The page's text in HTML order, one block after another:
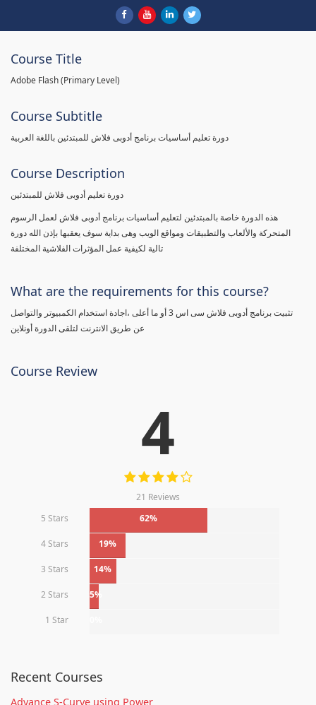
Course Title
Adobe Flash (Primary Level)
Course Subtitle
دورة تعليم أساسيات برنامج أدوبى فلاش للمبتدئين باللغة العربية
Course Description
دورة تعليم أدوبى فلاش للمبتدئين
هذه الدورة خاصة بالمبتدئين لتعليم أساسيات برنامج أدوبى فلاش لعمل الرسوم
المتحركة والألعاب والتطبيقات ومواقع الويب وهى بداية سوف يعقبها بإذن الله دورة
تالية لكيفية عمل المؤثرات الفلاشية المختلفة
What are the requirements for this course?
تثبيت برنامج أدوبى فلاش سى اس 3 أو ما أعلى ،اجادة استخدام الكمبيوتر والتواصل
Course Review
4
21 Reviews
5 Stars
62%
4 Stars 19%
3 Stars 14%
2 Stars 5%
1 Star
Recent Courses
Advance S-Curve using Power